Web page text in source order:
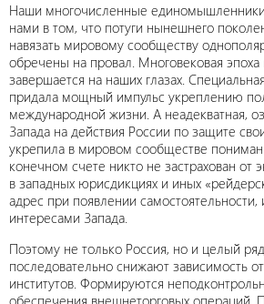
Наши многочисленные
нами в том, что потуги нынешнего
навязать мировому сообществу
обречены на провал. Многовековая эпоха
завершается на наших глазах.
придала мощный импульс укреплению
международной жизни. А неадекватная,
Запада на действия России по защите
укрепила в мировом сообществе
конечном счете никто не застрахован от
в западных юрисдикциях и иных
адрес при появлении
интересами Запада.
Поэтому не только Россия, но и целый ряд
последовательно снижают зависимость
институтов. Формируются
обеспечения внешнеторговых операций.